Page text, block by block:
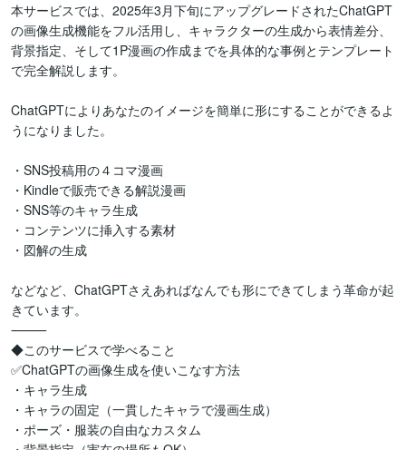
本サービスでは、2025年3月下旬にアップグレードされたChatGPT
の画像生成機能をフル活用し、キャラクターの生成から表情差分、
背景指定、そして1P漫画の作成までを具体的な事例とテンプレート
で完全解説します。
ChatGPTによりあなたのイメージを簡単に形にすることができるよ
うになりました。
・SNS投稿用の４コマ漫画
・Kindleで販売できる解説漫画
・SNS等のキャラ生成
・コンテンツに挿入する素材
・図解の生成
などなど、ChatGPTさえあればなんでも形にできてしまう革命が起
きています。
⸻
◆このサービスで学べること
✅ChatGPTの画像生成を使いこなす方法
・キャラ生成
・キャラの固定（一貫したキャラで漫画生成）
・ポーズ・服装の自由なカスタム